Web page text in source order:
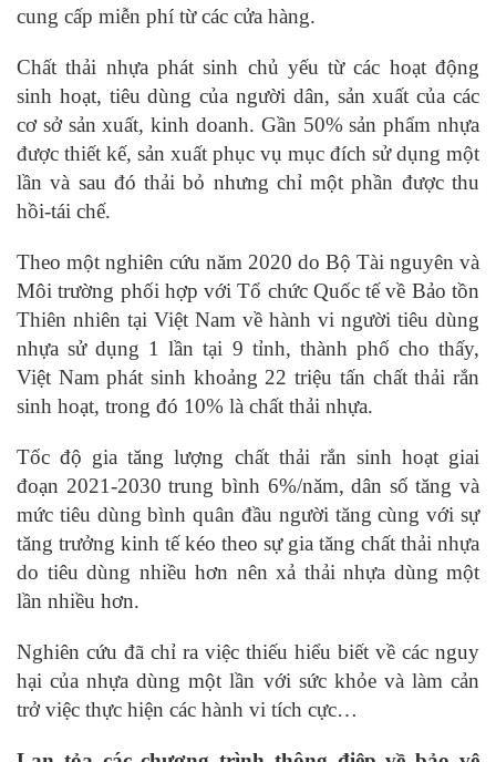
cung cấp miễn phí từ các cửa hàng.
Chất thải nhựa phát sinh chủ yếu từ các hoạt động
sinh hoạt, tiêu dùng của người dân, sản xuất của các
cơ sở sản xuất, kinh doanh. Gần 50% sản phẩm nhựa
được thiết kế, sản xuất phục vụ mục đích sử dụng một
lần và sau đó thải bỏ nhưng chỉ một phần được thu
hồi-tái chế.
Theo một nghiên cứu năm 2020 do Bộ Tài nguyên và
Môi trường phối hợp với Tổ chức Quốc tế về Bảo tồn
Thiên nhiên tại Việt Nam về hành vi người tiêu dùng
nhựa sử dụng 1 lần tại 9 tỉnh, thành phố cho thấy,
Việt Nam phát sinh khoảng 22 triệu tấn chất thải rắn
sinh hoạt, trong đó 10% là chất thải nhựa.
Tốc độ gia tăng lượng chất thải rắn sinh hoạt giai
đoạn 2021-2030 trung bình 6%/năm, dân số tăng và
mức tiêu dùng bình quân đầu người tăng cùng với sự
tăng trưởng kinh tế kéo theo sự gia tăng chất thải nhựa
do tiêu dùng nhiều hơn nên xả thải nhựa dùng một
lần nhiều hơn.
Nghiên cứu đã chỉ ra việc thiếu hiểu biết về các nguy
hại của nhựa dùng một lần với sức khỏe và làm cản
trở việc thực hiện các hành vi tích cực…